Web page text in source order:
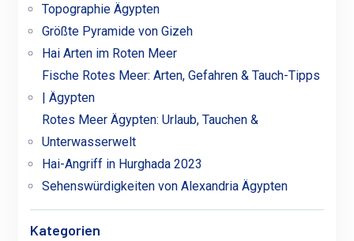
Topographie Ägypten
Größte Pyramide von Gizeh
Hai Arten im Roten Meer
Fische Rotes Meer: Arten, Gefahren & Tauch-Tipps
| Ägypten
Rotes Meer Ägypten: Urlaub, Tauchen &
Unterwasserwelt
Hai-Angriff in Hurghada 2023
Sehenswürdigkeiten von Alexandria Ägypten
Kategorien